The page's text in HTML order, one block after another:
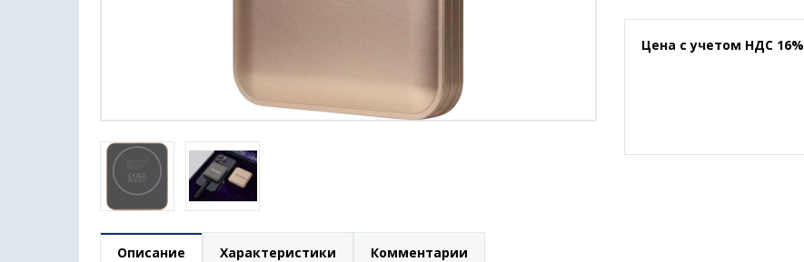
Цена с учетом НДС 16%
Описание Характеристики Комментарии